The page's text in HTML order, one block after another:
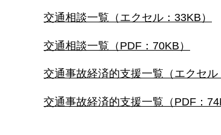
交通相談一覧（エクセル：33KB）
交通相談一覧（PDF：70KB）
交通事故経済的支援一覧（エクセル
交通事故経済的支援一覧（PDF：